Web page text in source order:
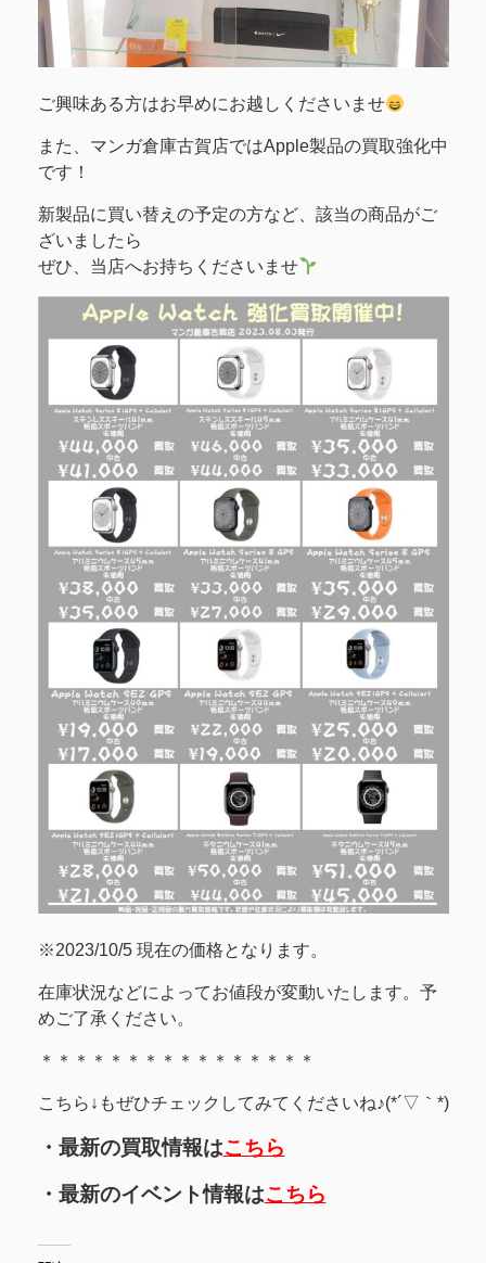
ご興味ある方はお早めにお越しくださいませ
また、マンガ倉庫古賀店ではApple製品の買取強化中
です！
新製品に買い替えの予定の方など、該当の商品がご
ざいましたら
ぜひ、当店へお持ちくださいませ
※2023/10/5 現在の価格となります。
在庫状況などによってお値段が変動いたします。予
めご了承ください。
＊＊＊＊＊＊＊＊＊＊＊＊＊＊＊＊
こちら↓もぜひチェックしてみてくださいね♪(*´▽｀*)
・最新の買取情報はこちら
・最新のイベント情報はこちら